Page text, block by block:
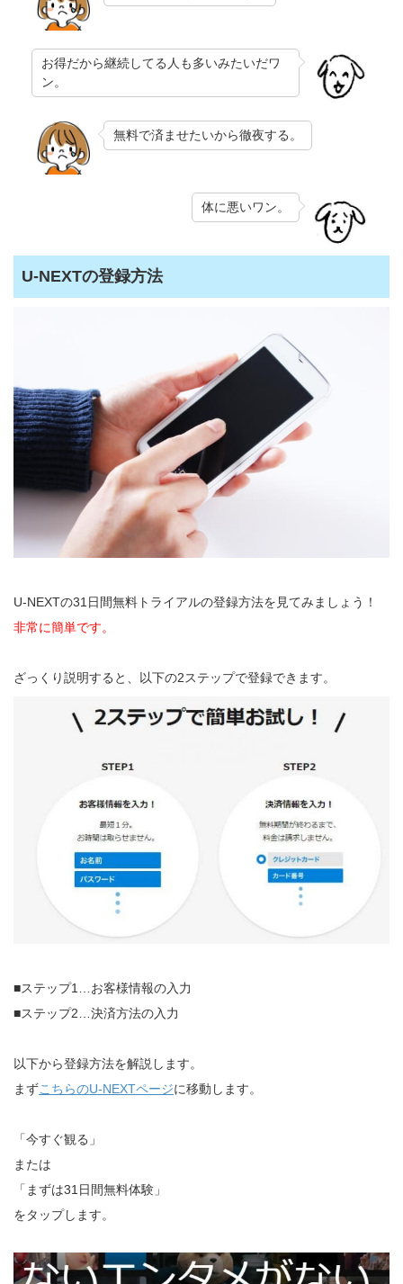
お得だから継続してる人も多いみたいだワ
ン。
無料で済ませたいから徹夜する。
体に悪いワン。
U-NEXTの登録方法
U-NEXTの31日間無料トライアルの登録方法を見てみましょう！
非常に簡単です。
ざっくり説明すると、以下の2ステップで登録できます。
■ステップ1…お客様情報の入力
■ステップ2…決済方法の入力
以下から登録方法を解説します。
まずこちらのU-NEXTページに移動します。
「今すぐ観る」
または
「まずは31日間無料体験」
をタップします。